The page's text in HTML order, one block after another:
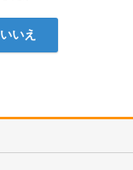
いいえ